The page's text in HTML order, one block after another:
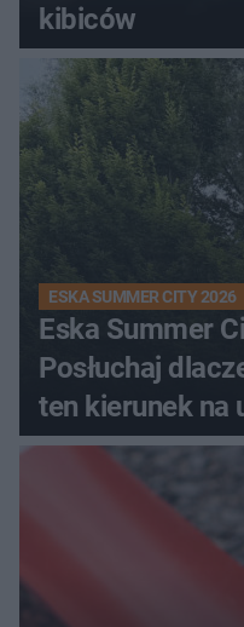
kibiców
ESKA SUMMER CITY 2026
Eska Summer
Posłuchaj
ten kierunek na